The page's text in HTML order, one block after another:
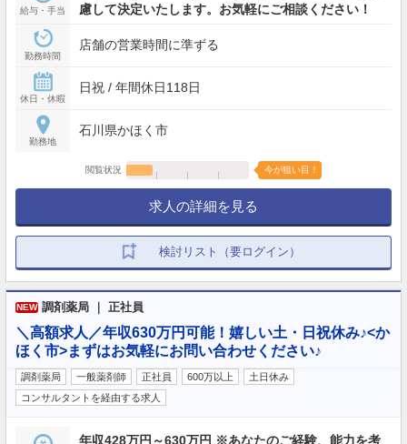
給与・手当
慮して決定いたします。お気軽にご相談ください！
勤務時間
店舗の営業時間に準ずる
休日・休暇
日祝 / 年間休日118日
勤務地
石川県かほく市
閲覧状況 今が狙い目！
求人の詳細を見る
検討リスト（要ログイン）
NEW 調剤薬局 ｜ 正社員
＼高額求人／年収630万円可能！嬉しい土・日祝休み♪<か
ほく市>まずはお気軽にお問い合わせください♪
調剤薬局 一般薬剤師 正社員 600万以上
土日休み
コンサルタントを経由する求人
年収428万円～630万円 ※あなたのご経験、能力を考